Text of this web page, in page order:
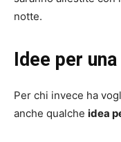
notte.
Idee per
Per chi invece ha
anche qualche idea